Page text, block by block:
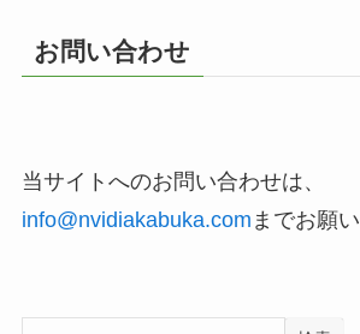
お問い合わせ
当サイトへのお問い合わせは、
info@nvidiakabuka.com までお願